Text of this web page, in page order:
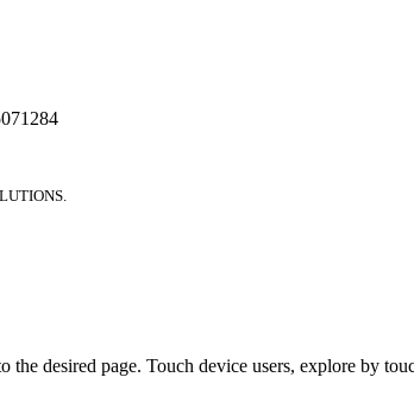
desired page. Touch device users, explore by